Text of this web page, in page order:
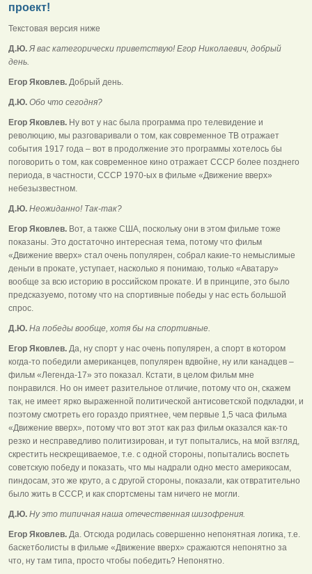
проект!
Текстовая версия ниже
Д.Ю.Я вас категорически приветствую! Егор Николаевич, добрый
день.
Егор Яковлев. Добрый день.
Д.Ю. Обо что сегодня?
Егор Яковлев. Ну вот у нас была программа про телевидение и
революцию, мы разговаривали о том, как современное ТВ отражает
события 1917 года – вот в продолжение это программы хотелось бы
поговорить о том, как современное кино отражает СССР более позднего
периода, в частности, СССР 1970-ых в фильме «Движение вверх»
небезызвестном.
Д.Ю. Неожиданно! Так-так?
Егор Яковлев. Вот, а также США, поскольку они в этом фильме тоже
показаны. Это достаточно интересная тема, потому что фильм
«Движение вверх» стал очень популярен, собрал какие-то немыслимые
деньги в прокате, уступает, насколько я понимаю, только «Аватару»
вообще за всю историю в российском прокате. И в принципе, это было
предсказуемо, потому что на спортивные победы у нас есть большой
спрос.
Д.Ю. На победы вообще, хотя бы на спортивные.
Егор Яковлев. Да, ну спорт у нас очень популярен, а спорт в котором
когда-то победили американцев, популярен вдвойне, ну или канадцев –
фильм «Легенда-17» это показал. Кстати, в целом фильм мне
понравился. Но он имеет разительное отличие, потому что он, скажем
так, не имеет ярко выраженной политической антисоветской подкладки, и
поэтому смотреть его гораздо приятнее, чем первые 1,5 часа фильма
«Движение вверх», потому что вот этот как раз фильм оказался как-то
резко и несправедливо политизирован, и тут попытались, на мой взгляд,
скрестить нескрещиваемое, т.е. с одной стороны, попытались воспеть
советскую победу и показать, что мы надрали одно место америкосам,
пиндосам, это же круто, а с другой стороны, показали, как отвратительно
было жить в СССР, и как спортсмены там ничего не могли.
Д.Ю. Ну это типичная наша отечественная шизофрения.
Егор Яковлев. Да. Отсюда родилась совершенно непонятная логика, т.е.
баскетболисты в фильме «Движение вверх» сражаются непонятно за
что, ну там типа, просто чтобы победить? Непонятно.